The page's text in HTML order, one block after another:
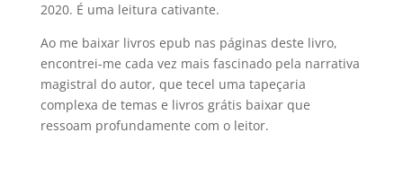
2020. É uma leitura cativante.
Ao me baixar livros epub nas páginas deste livro,
encontrei-me cada vez mais fascinado pela narrativa
magistral do autor, que tecel uma tapeçaria
complexa de temas e livros grátis baixar que
ressoam profundamente com o leitor.